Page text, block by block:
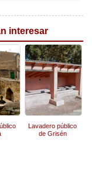
interesar
Lavadero público
de Grisén